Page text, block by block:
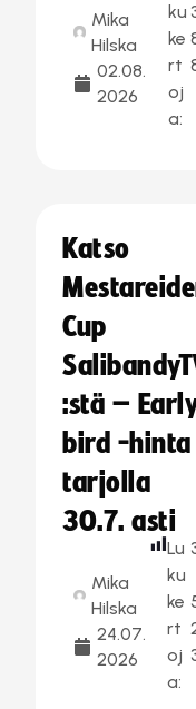
Mika
Hilska
02.08.
2026
ku
ke
rt
oj
a:
Katso
Cup
:stä –
bird -hinta
tarjolla
30.7. asti
Mika
Hilska
24.07.
2026
Lu
ku
ke
rt
oj
a: